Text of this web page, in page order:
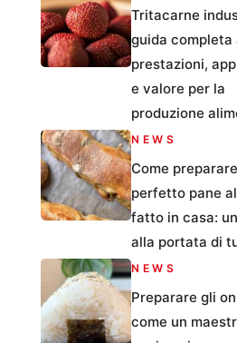
Tritacarne
guida completa
prestazioni,
e valore per la
produzione
NEWS
Come
perfetto pane
fatto in casa:
alla portata di
NEWS
Preparare gli
come un